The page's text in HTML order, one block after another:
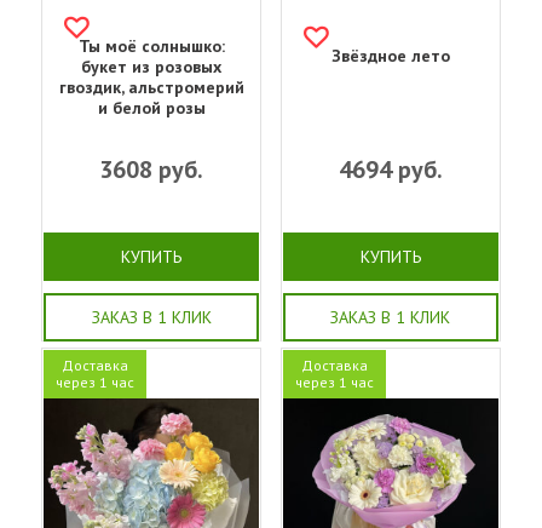
Ты моё солнышко:
букет из розовых
гвоздик, альстромерий
и белой розы
3608 руб.
КУПИТЬ
ЗАКАЗ В 1 КЛИК
Звёздное лето
4694руб.
КУПИТЬ
ЗАКАЗ В 1 КЛИК
Доставка
через 1 час
Доставка
через 1 час